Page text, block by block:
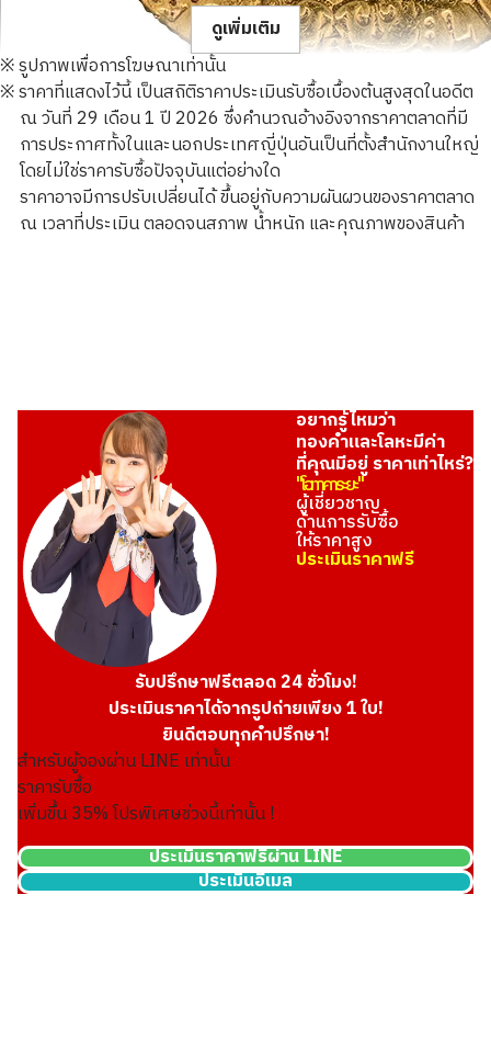
22K Gold (K22) George III Guinea Gold Coin
1.6g
ราคารับซื้ออ้างอิง
ดูเพิ่มเติม
※ รูปภาพเพื่อการโฆษณาเท่านั้น
※ ราคาที่แสดงไว้นี้ เป็นสถิติราคาประเมินรับซื้อเบื้องต้นสูงสุดในอดีต
ณ วันที่ 29 เดือน 1 ปี 2026 ซึ่งคำนวณอ้างอิงจากราคาตลาดที่มี
การประกาศทั้งในและนอกประเทศญี่ปุ่นอันเป็นที่ตั้งสำนักงานใหญ่
โดยไม่ใช่ราคารับซื้อปัจจุบันแต่อย่างใด
ราคาอาจมีการปรับเปลี่ยนได้ ขึ้นอยู่กับความผันผวนของราคาตลาด
ณ เวลาที่ประเมิน ตลอดจนสภาพ น้ำหนัก และคุณภาพของสินค้า
อยากรู้ไหมว่า
ทองคำและโลหะมีค่า
ที่คุณมีอยู่ ราคาเท่าไหร่?
"โอทาคาระยะ"
ผู้เชี่ยวชาญ
ด้านการรับซื้อ
ให้ราคาสูง
ประเมินราคาฟรี
รับปรึกษาฟรีตลอด 24 ชั่วโมง!
ประเมินราคาได้จากรูปถ่ายเพียง 1 ใบ!
ยินดีตอบทุกคำปรึกษา!
สำหรับผู้จองผ่าน LINE เท่านั้น
ราคารับซื้อ
เพิ่มขึ้น35% โปรพิเศษช่วงนี้เท่านั้น !
ประเมินราคาฟรีผ่าน LINE
ประเมินอีเมล